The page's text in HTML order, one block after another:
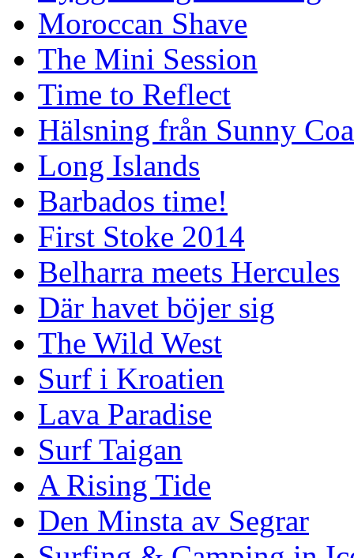
Moroccan Shave
The Mini Session
Time to Reflect
Hälsning från Sunny
Long Islands
Barbados time!
First Stoke 2014
Belharra meets Hercules
Där havet böjer sig
The Wild West
Surf i Kroatien
Lava Paradise
Surf Taigan
A Rising Tide
Den Minsta av Segrar